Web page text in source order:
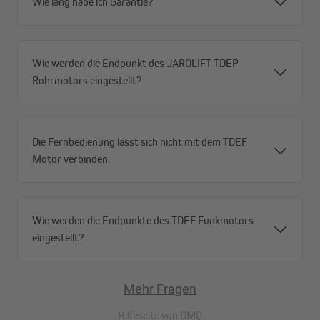
Wir benötigen deine Zustimmung, um den
Wie werden die Endpunkt des JAROLIFT TDEP
Rohrmotors eingestellt?
Die Fernbedienung lässt sich nicht mit dem TDEF
Motor verbinden.
Wie werden die Endpunkte des TDEF Funkmotors
eingestellt?
Mehr Fragen
Hilfeseite von OMQ